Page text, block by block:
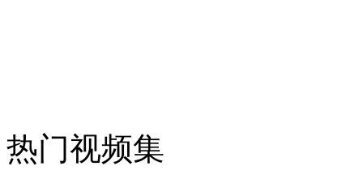
安徽一实载49人客车翻车
热门视频集